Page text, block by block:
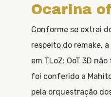
Ocarina
Conforme se extrai
respeito do remake,
em TLoZ: OoT 3D
foi conferido a
pela orquestração